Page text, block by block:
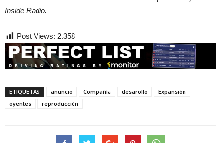
Inside Radio.
Post Views: 2.358
ETIQUETAS anuncio Compañía desarollo
Expansión
oyentes
reproducción